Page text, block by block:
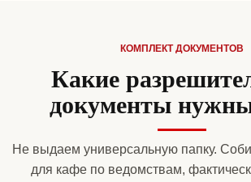
КОМПЛЕКТ ДОКУМЕНТОВ
Какие
документы
Не выдаем универсальную папку.
для кафе по ведомствам,